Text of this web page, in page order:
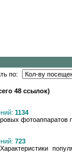
по:
48 ссылок)
1134
фотоаппаратов
723